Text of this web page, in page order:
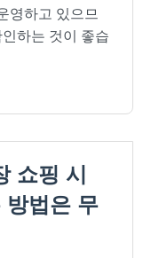
영하고 있으므
하는 것이 좋습
쇼핑 시
방법은 무